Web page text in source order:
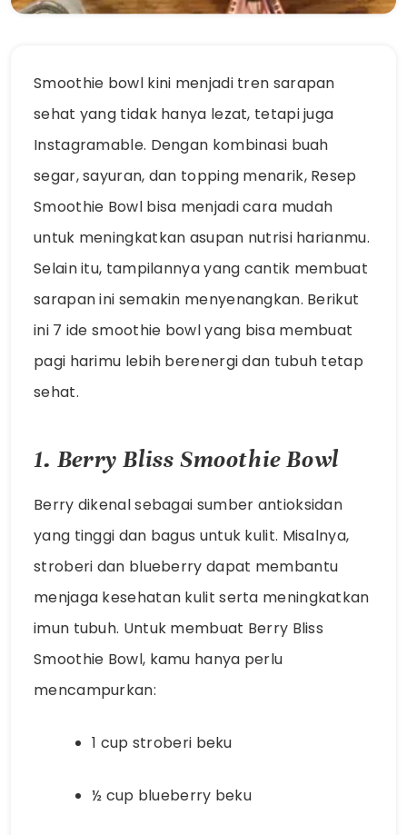
Smoothie bowl kini menjadi tren sarapan
sehat yang tidak hanya lezat, tetapi juga
Instagramable. Dengan kombinasi buah
segar, sayuran, dan topping menarik, Resep
Smoothie Bowl bisa menjadi cara mudah
untuk meningkatkan asupan nutrisi harianmu.
Selain itu, tampilannya yang cantik membuat
sarapan ini semakin menyenangkan. Berikut
ini 7 ide smoothie bowl yang bisa membuat
pagi harimu lebih berenergi dan tubuh tetap
sehat.
1. Berry Bliss Smoothie Bowl
Berry dikenal sebagai sumber antioksidan
yang tinggi dan bagus untuk kulit. Misalnya,
stroberi dan blueberry dapat membantu
menjaga kesehatan kulit serta meningkatkan
imun tubuh. Untuk membuat Berry Bliss
Smoothie Bowl, kamu hanya perlu
mencampurkan:
1 cup stroberi beku
½ cup blueberry beku